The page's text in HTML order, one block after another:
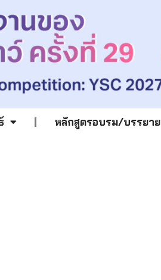
หลักสูตรอบรม/บรรยาย